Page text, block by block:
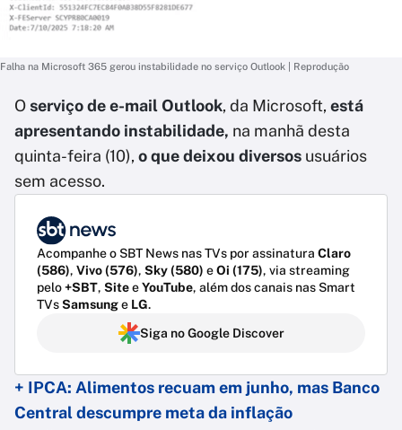
Falha na Microsoft 365 gerou instabilidade no serviço Outlook | Reprodução
Oserviço de e-mail Outlook, da Microsoft, está
apresentando instabilidade, na manhã desta
quinta-feira (10), o que deixou diversos usuários
sem acesso.
Acompanhe o SBT News nas TVs por assinatura Claro
(586), Vivo (576), Sky (580) eOi (175), via streaming
pelo+SBT, SiteeYouTube, além dos canais nas Smart
TVsSamsunge LG.
Siga no Google Discover
+ IPCA: Alimentos recuam em junho, mas Banco
Central descumpre meta da inflação